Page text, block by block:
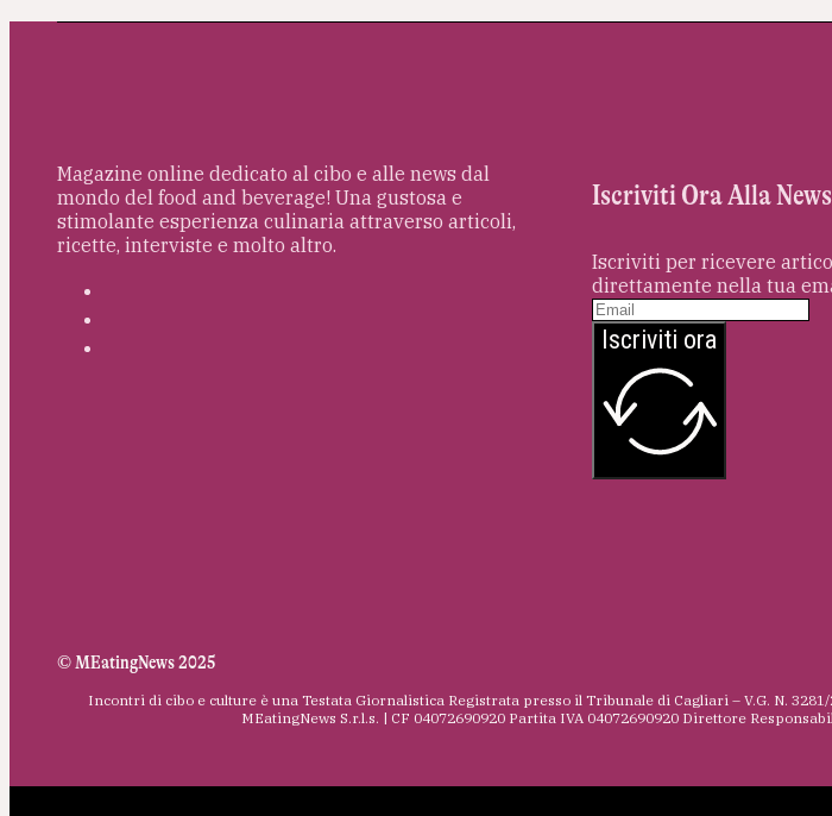
Magazine online dedicato al cibo e alle news dal
mondo del food and beverage! Una gustosa e
stimolante esperienza culinaria attraverso articoli,
ricette, interviste e molto altro.
Iscriviti Ora Alla
Iscriviti per ricevere
direttamente nella tua
Iscriviti ora
© MEatingNews 2025
Incontri di cibo e culture è una Testata Giornalistica Registrata presso il Tribunale di Cagliari – V.G. N.
MEatingNews S.r.l.s. | CF 04072690920 Partita IVA 04072690920 Direttore